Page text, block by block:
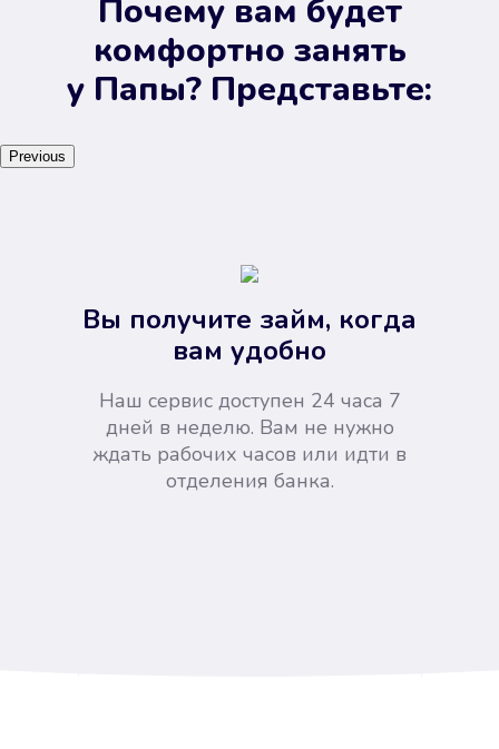
Почему вам будет
комфортно занять
у Папы? Представьте:
Previous
Вы получите займ, когда
вам удобно
Наш сервис доступен 24 часа 7
дней в неделю. Вам не нужно
ждать рабочих часов или идти в
отделения банка.